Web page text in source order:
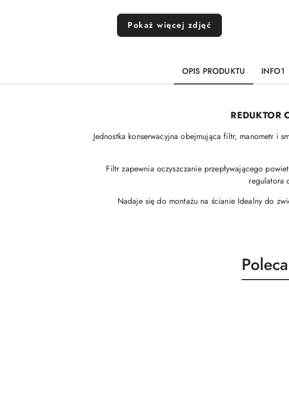
Pokaż więcej zdjęć
OPIS PRODUKTU INFO1
REDUKTOR
Jednostka konserwacyjna obejmująca filtr, manometr i
Filtr zapewnia oczyszczanie przepływającego
regulatora
Nadaje się do montażu na ścianie Idealny do
o